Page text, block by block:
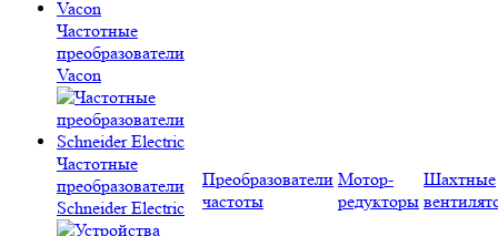
Частотные
преобразователи
Vacon
Частотные
преобразователи
Schneider Electric
Преобразователи
частоты
Мотор-
редукторы
Шахтные